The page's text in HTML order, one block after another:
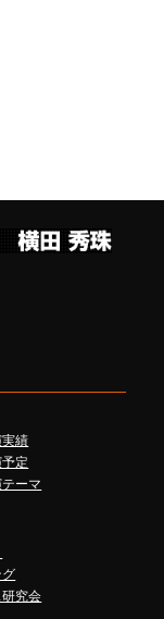
績
定
ーマ
グ
研究会